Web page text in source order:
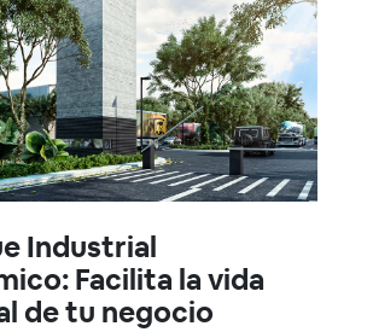
Industrial
Facilita la vida
de tu negocio